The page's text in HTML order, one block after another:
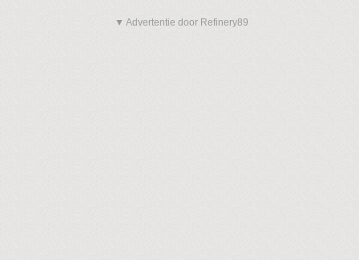
▼ Advertentie door Refinery89